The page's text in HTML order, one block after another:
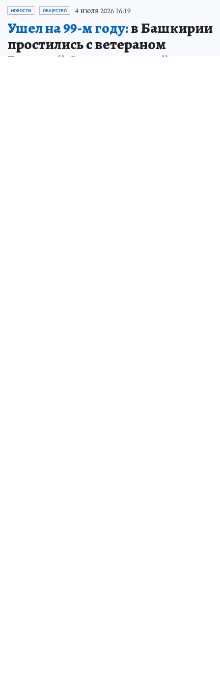
НОВОСТИ ОБЩЕСТВО 4 июля 2026 16:19
Ушел на 99-м году:в Башкирии
простились с ветераном
Великой Отечественной